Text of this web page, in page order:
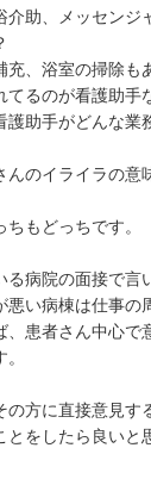
介助、メッセンジ
充、浴室の掃除も
るのが看護助手
護助手がどんな業
んのイライラの意
もどっちです。
る病院の面接で言
い病棟は仕事の
、患者さん中心で
の方に直接意見す
とをしたら良いと